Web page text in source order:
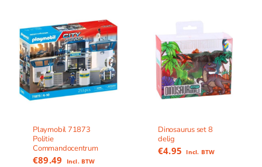
Playmobil 71873
Politie
Commandocentrum
€89.49 Incl. BTW
Dinosaurus set 8
delig
€4.95 Incl. BTW